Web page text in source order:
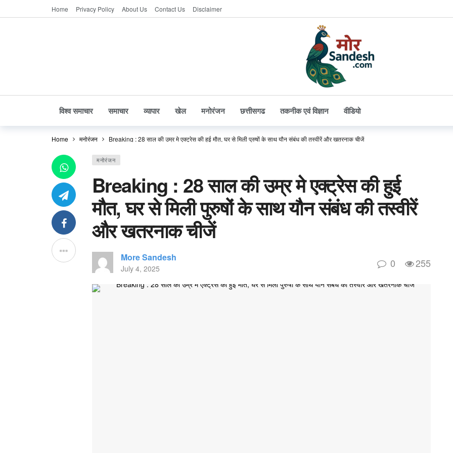
Home Privacy Policy About Us Contact Us Disclaimer
विश्व समाचार समाचार व्यापार खेल मनोरंजन छत्तीसगढ तकनीक एवं विज्ञान वीडियो
Home मनोरंजन Breaking : 28 साल की उम्र मे एक्ट्रेस की हुई मौत, घर से मिली पुरुषों के साथ यौन संबंध की तस्वीरें और खतरनाक चीजें
मनोरंजन
Breaking : 28 साल की उम्र मे एक्ट्रेस की हुई
मौत, घर से मिली पुरुषों के साथ यौन संबंध की तस्वीरें
और खतरनाक चीजें
More Sandesh
July 4, 2025 0 255